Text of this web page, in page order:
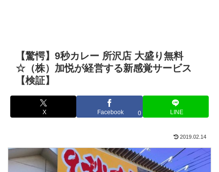
【驚愕】9秒カレー 所沢店 大盛り無料
☆（株）加悦が経営する新感覚サービス
【検証】
X Facebook 0 LINE
2019.02.14